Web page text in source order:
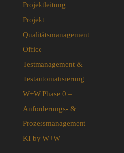
Projektleitung
Projekt
Qualitätsmanagement
Office
Testmanagement &
Testautomatisierung
W+W Phase 0 –
Anforderungs- &
Prozessmanagement
KI by W+W